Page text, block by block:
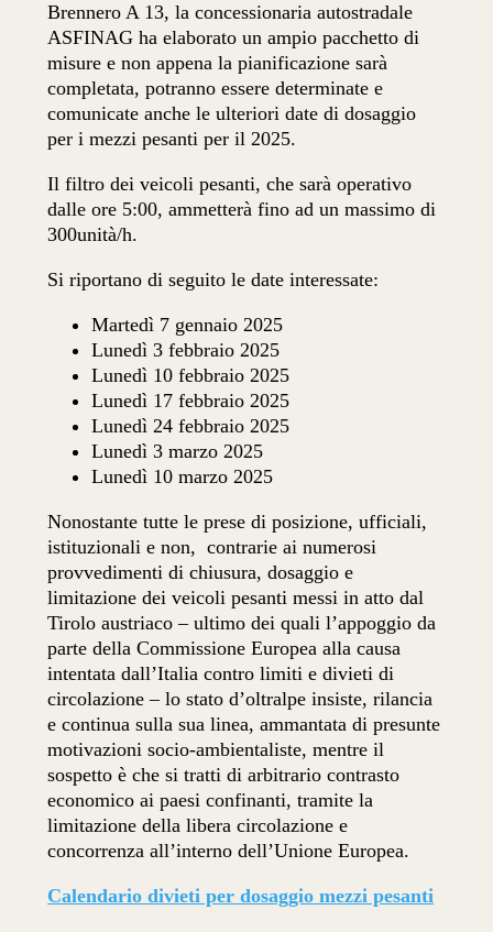
Brennero A 13, la concessionaria autostradale
ASFINAG ha elaborato un ampio pacchetto di
misure e non appena la pianificazione sarà
completata, potranno essere determinate e
comunicate anche le ulteriori date di dosaggio
per i mezzi pesanti per il 2025.
Il filtro dei veicoli pesanti, che sarà operativo
dalle ore 5:00, ammetterà fino ad un massimo di
300unità/h.
Si riportano di seguito le date interessate:
Martedì 7 gennaio 2025
Lunedì 3 febbraio 2025
Lunedì 10 febbraio 2025
Lunedì 17 febbraio 2025
Lunedì 24 febbraio 2025
Lunedì 3 marzo 2025
Lunedì 10 marzo 2025
Nonostante tutte le prese di posizione, ufficiali,
istituzionali e non, contrarie ai numerosi
provvedimenti di chiusura, dosaggio e
limitazione dei veicoli pesanti messi in atto dal
Tirolo austriaco – ultimo dei quali l’appoggio da
parte della Commissione Europea alla causa
intentata dall’Italia contro limiti e divieti di
circolazione – lo stato d’oltralpe insiste, rilancia
e continua sulla sua linea, ammantata di presunte
motivazioni socio-ambientaliste, mentre il
sospetto è che si tratti di arbitrario contrasto
economico ai paesi confinanti, tramite la
limitazione della libera circolazione e
concorrenza all’interno dell’Unione Europea.
Calendario divieti per dosaggio mezzi pesanti